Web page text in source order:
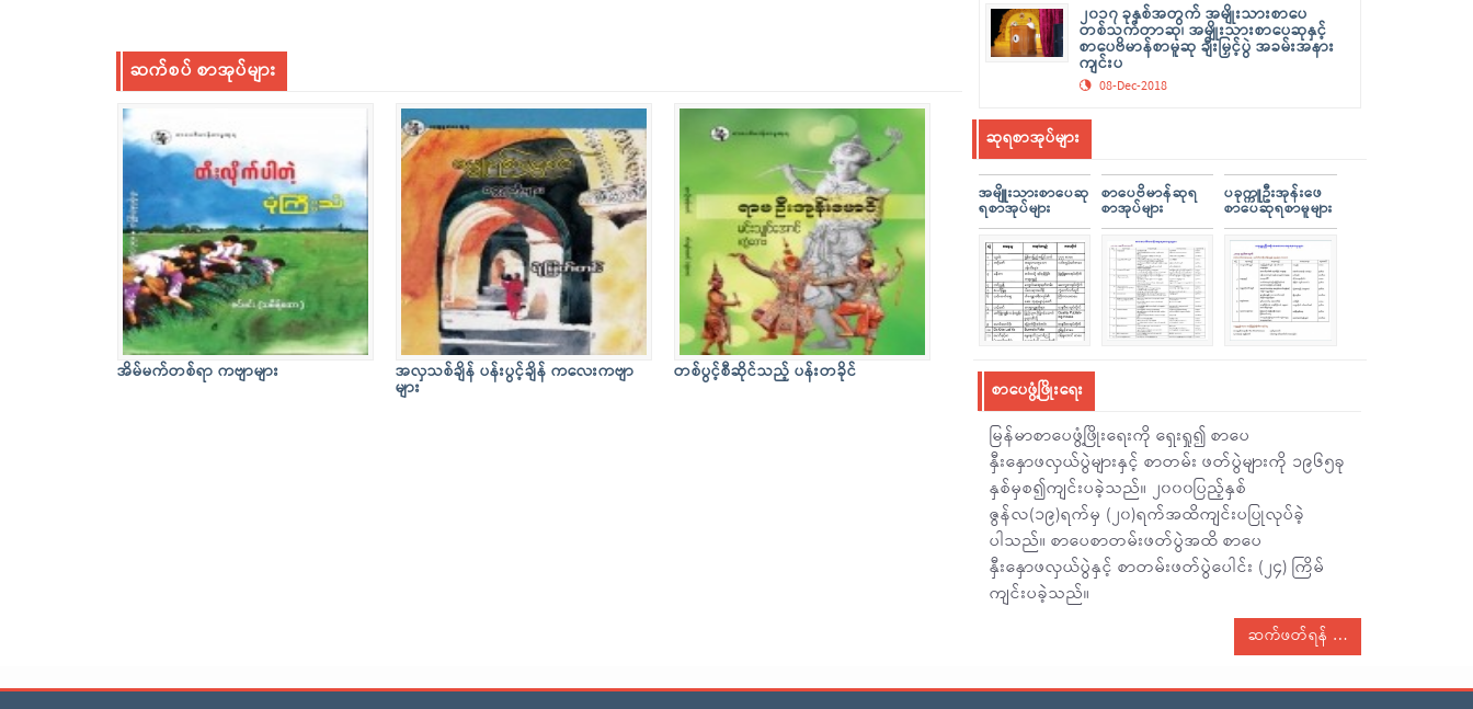
ဆက်စပ် စာအုပ်များ
အိမ်မက်တစ်ရာ ကဗျာများ အလှသစ်ချိန် ပန်းပွင့်ချိန် ကလေးကဗျာ
များ
တစ်ပွင့်စီဆိုင်သည့် ပန်းတခိုင်
၂၀၁၇ ခုနှစ်အတွက် အမျိုးသားစာပေ
တစ်သက်တာဆု၊ အမျိုးသားစာပေဆုနှင့်
စာပေဗိမာန်စာမူဆု ချီးမြှင့်ပွဲ အခမ်းအနား
ကျင်းပ
08-Dec-2018
ဆုရစာအုပ်များ
အမျိူးသားစာပေဆု
ရစာအုပ်များ
စာပေဗိမာန်ဆုရ
စာအုပ်များ
ပခုက္ကူဦးအုန်းဖေ
စာပေဆုရစာမူများ
စာပေဖွံ့ဖြိုးရေး
မြန်မာစာပေဖွံ့ဖြိုးရေးကို ရှေးရှု၍ စာပေ
နှီးနှောဖလှယ်ပွဲများနှင့် စာတမ်း ဖတ်ပွဲများကို ၁၉၆၅ခု
နှစ်မှစ၍ကျင်းပခဲ့သည်။ ၂၀၀၀ပြည့်နှစ်
ဇွန်လ(၁၉)ရက်မှ (၂၀)ရက်အထိကျင်းပပြုလုပ်ခဲ့
ပါသည်။ စာပေစာတမ်းဖတ်ပွဲအထိ စာပေ
နှီးနှောဖလှယ်ပွဲနှင့် စာတမ်းဖတ်ပွဲပေါင်း (၂၄) ကြိမ်
ကျင်းပခဲ့သည်။
ဆက်ဖတ်ရန်